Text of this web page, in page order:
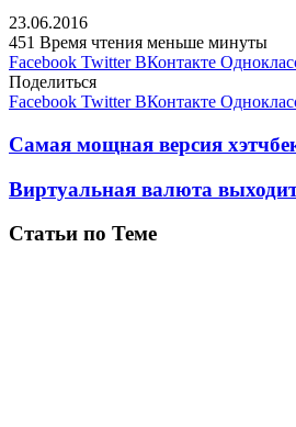
23.06.2016
451 Время чтения меньше минуты
Facebook Twitter ВКонтакте
Поделиться
Facebook Twitter ВКонтакте
Самая мощная версия
Виртуальная валюта
Статьи по Теме